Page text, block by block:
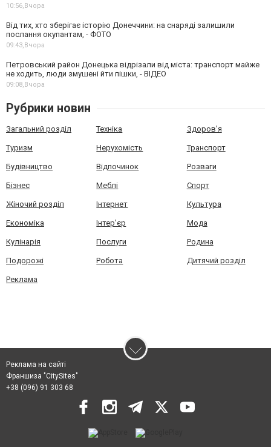
10:56,Вчора
Від тих, хто зберігає історію Донеччини: на снаряді залишили
послання окупантам, - ФОТО
09:43,Вчора
Петровський район Донецька відрізали від міста: транспорт майже
не ходить, люди змушені йти пішки, - ВІДЕО
09:08,Вчора
Рубрики новин
Загальний розділ Техніка Здоров'я
Туризм Нерухомість Транспорт
Будівництво Відпочинок Розваги
Бізнес Меблі Спорт
Жіночий розділ Інтернет Культура
Економіка Інтер'єр Мода
Кулінарія Послуги Родина
Подорожі Робота Дитячий розділ
Реклама
Реклама на сайті
Франшиза "CitySites"
+38 (096) 91 303 68